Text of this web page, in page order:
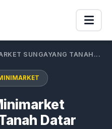
SUNGAYANG TANAH...
Datar